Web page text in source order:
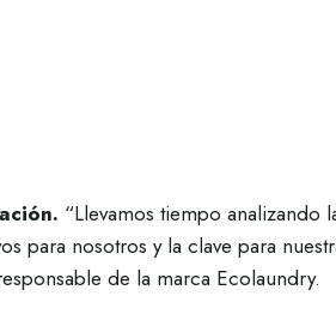
“Llevamos tiempo analizando
para nosotros y la clave para
de la marca Ecolaundry.